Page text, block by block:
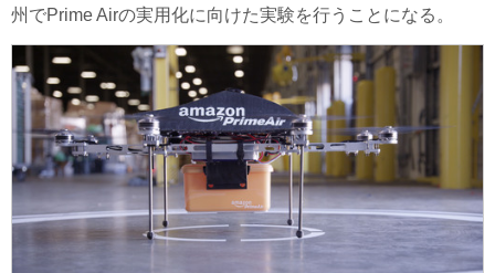
州でPrime Airの実用化に向けた実験を行うことになる。